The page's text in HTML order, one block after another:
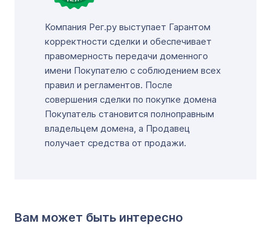
Компания Рег.ру выступает Гарантом
корректности сделки и обеспечивает
правомерность передачи доменного
имени Покупателю с соблюдением всех
правил и регламентов. После
совершения сделки по покупке домена
Покупатель становится полноправным
владельцем домена, а Продавец
получает средства от продажи.
Вам может быть интересно